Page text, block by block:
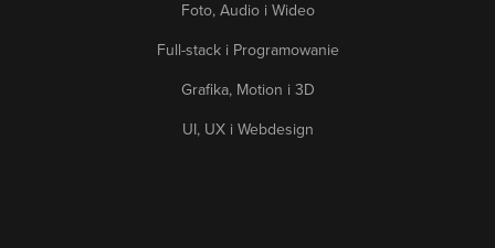
Foto, Audio i Wideo
Full-stack i Programowanie
Grafika, Motion i 3D
UI, UX i Webdesign